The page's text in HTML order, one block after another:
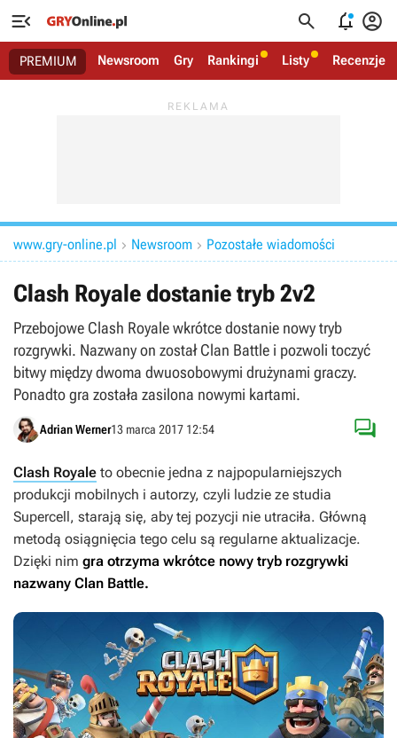
   
PREMIUM Newsroom Gry Rankingi Listy Recenzje
www.gry-online.pl  Newsroom  Pozostałe wiadomości
Clash Royale dostanie tryb 2v2
Przebojowe Clash Royale wkrótce dostanie nowy tryb
rozgrywki. Nazwany on został Clan Battle i pozwoli toczyć
bitwy między dwoma dwuosobowymi drużynami graczy.
Ponadto gra została zasilona nowymi kartami.
Adrian Werner13 marca 2017 12:54 
Clash Royale to obecnie jedna z najpopularniejszych
produkcji mobilnych i autorzy, czyli ludzie ze studia
Supercell, starają się, aby tej pozycji nie utraciła. Główną
metodą osiągnięcia tego celu są regularne aktualizacje.
Dzięki nim gra otrzyma wkrótce nowy tryb rozgrywki
nazwany Clan Battle.